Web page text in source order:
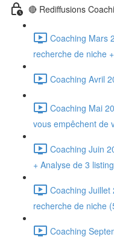
🔴 Rediffusions
Coaching Mars
recherche de niche
Coaching Avril
Coaching Mai
vous empêchent de
Coaching Juin
+ Analyse de 3
Coaching Juillet
recherche de niche
Coaching